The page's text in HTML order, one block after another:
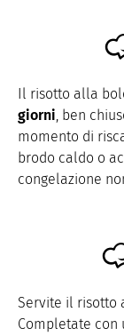
Il risotto alla
giorni, ben
momento di
brodo caldo o
congelazione
Servite il risotto
Completate con